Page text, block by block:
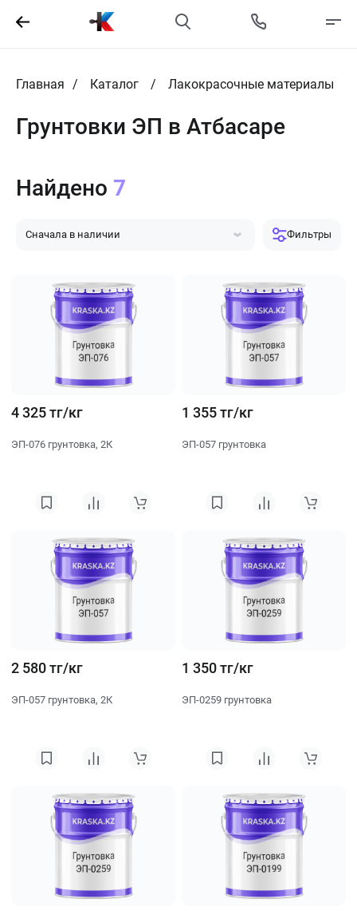
Главная Каталог Лакокрасочные материалы
Грунтовки ЭП в Атбасаре
Сначала в наличии
Фильтры
Найдено 7
4 325 тг/кг
ЭП-076 грунтовка, 2К
1 355 тг/кг
ЭП-057 грунтовка
2 580 тг/кг
ЭП-057 грунтовка, 2К
1 350 тг/кг
ЭП-0259 грунтовка